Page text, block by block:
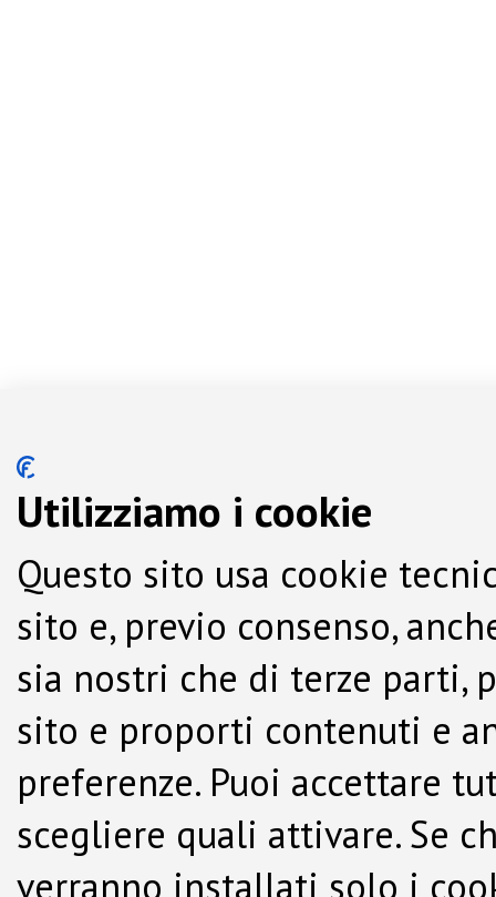
Utilizziamo i cookie
Questo sito usa cookie
sito e, previo consenso,
sia nostri che di terze parti,
sito e proporti contenuti e
preferenze. Puoi accettare
scegliere quali attivare. Se
verranno installati solo i